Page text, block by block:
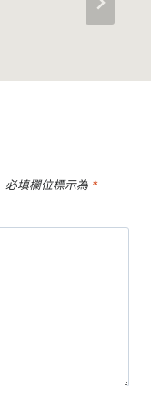
必填欄位標示為 *